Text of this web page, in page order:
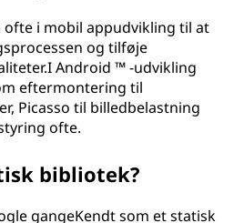
ofte i mobil appudvikling til at
og tilføje
Android ™ -udvikling
eftermontering til
Picasso til billedbelastning
ofte.
bibliotek?
gangeKendt som et statisk